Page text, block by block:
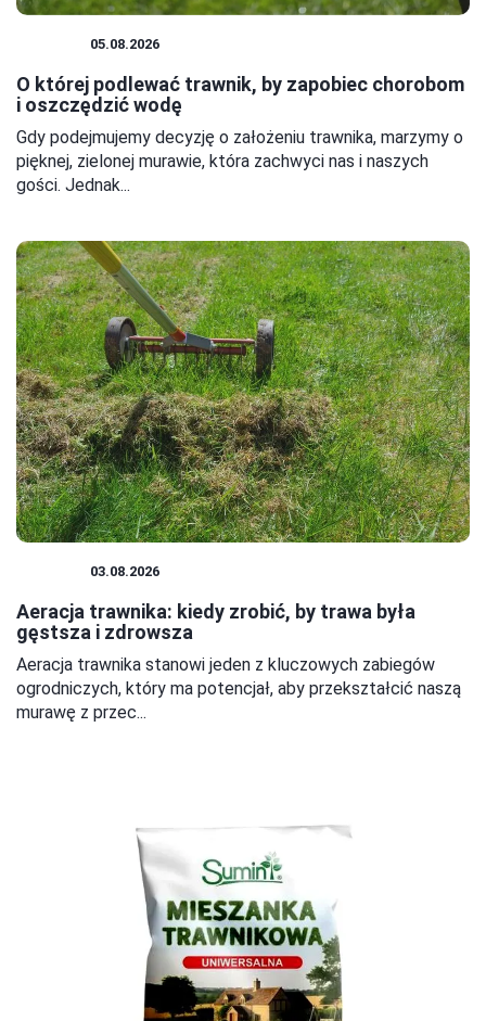
05.08.2026
O której podlewać trawnik, by zapobiec chorobom
i oszczędzić wodę
Gdy podejmujemy decyzję o założeniu trawnika, marzymy o
pięknej, zielonej murawie, która zachwyci nas i naszych
gości. Jednak...
03.08.2026
Aeracja trawnika: kiedy zrobić, by trawa była
gęstsza i zdrowsza
Aeracja trawnika stanowi jeden z kluczowych zabiegów
ogrodniczych, który ma potencjał, aby przekształcić naszą
murawę z przec...